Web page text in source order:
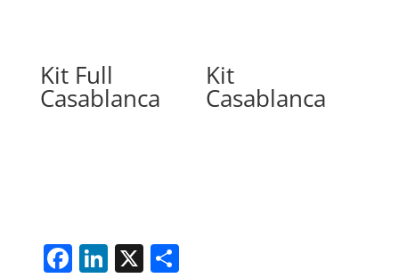
Kit Full
Casablanca
Kit
Casablanca
Facebook
LinkedIn
X Share